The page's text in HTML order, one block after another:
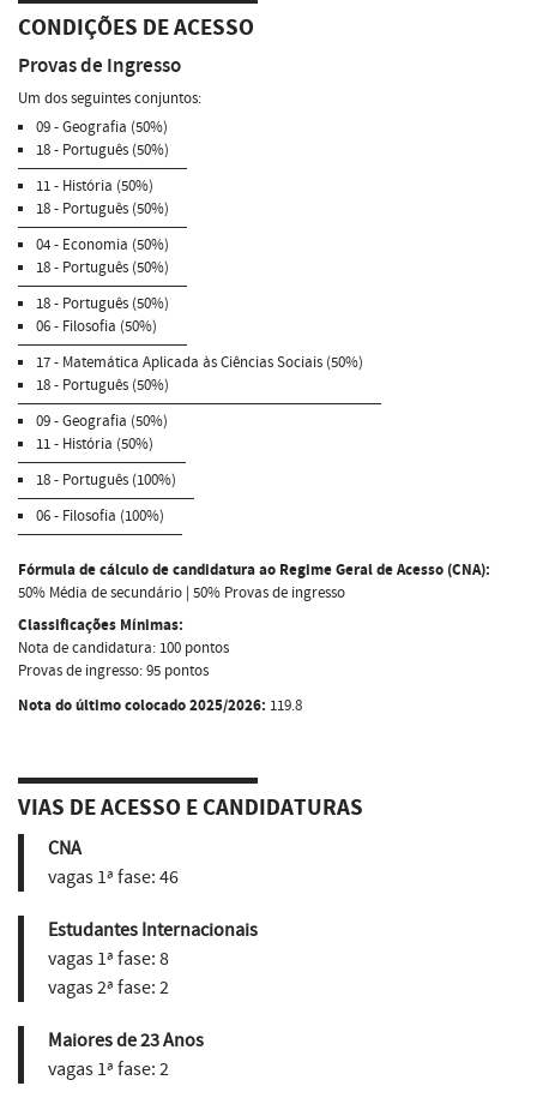
CONDIÇÕES DE ACESSO
Provas de Ingresso
Um dos seguintes conjuntos:
09 - Geografia (50%)
18 - Português (50%)
11 - História (50%)
18 - Português (50%)
04 - Economia (50%)
18 - Português (50%)
18 - Português (50%)
06 - Filosofia (50%)
17 - Matemática Aplicada às Ciências Sociais (50%)
18 - Português (50%)
09 - Geografia (50%)
11 - História (50%)
18 - Português (100%)
06 - Filosofia (100%)
Fórmula de cálculo de candidatura ao Regime Geral de Acesso (CNA):
50% Média de secundário | 50% Provas de ingresso
Classificações Mínimas:
Nota de candidatura: 100 pontos
Provas de ingresso: 95 pontos
Nota do último colocado 2025/2026: 119.8
VIAS DE ACESSO E CANDIDATURAS
CNA
vagas 1ª fase: 46
Estudantes Internacionais
vagas 1ª fase: 8
vagas 2ª fase: 2
Maiores de 23 Anos
vagas 1ª fase: 2